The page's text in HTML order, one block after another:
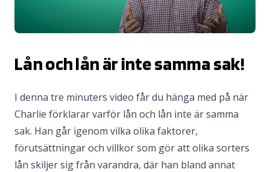
Lån och lån är inte samma sak!
I denna tre minuters video får du hänga med på när
Charlie förklarar varför lån och lån inte är samma
sak. Han går igenom vilka olika faktorer,
förutsättningar och villkor som gör att olika sorters
lån skiljer sig från varandra, där han bland annat